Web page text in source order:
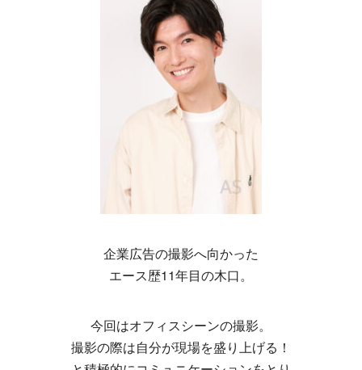
企業広告の撮影へ向かった
エース歴11年目の木口。
今回はオフィスシーンの撮影。
撮影の際は自分が現場を盛り上げる！